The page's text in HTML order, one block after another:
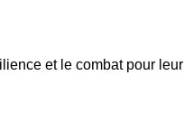
et le combat pour leur